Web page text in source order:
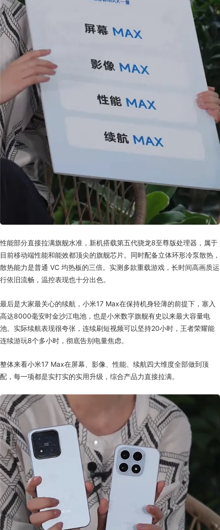
性能部分直接拉满旗舰水准，新机搭载第五代骁龙8至尊版处理器，属于
目前移动端性能和能效都顶尖的旗舰芯片。同时配备立体环形冷泵散热，
散热能力是普通 VC 均热板的三倍。实测多款重载游戏，长时间高画质运
行依旧流畅，温控表现也十分出色。
最后是大家最关心的续航，小米17 Max在保持机身轻薄的前提下，塞入
高达8000毫安时金沙江电池，也是小米数字旗舰有史以来最大容量电
池。实际续航表现很夸张，连续刷短视频可以坚持20小时，王者荣耀能
连续游玩8个多小时，彻底告别电量焦虑。
整体来看小米17 Max在屏幕、影像、性能、续航四大维度全部做到顶
配，每一项都是实打实的实用升级，综合产品力直接拉满。